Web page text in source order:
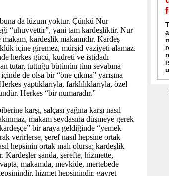
da lüzum yoktur. Çünkü Nur
“uhuvvettir”, yani tam kardeşliktir. Nur
kardeşlik makamıdır. Kardeş
içine giremez, mürşid vaziyeti alamaz.
herkes gücü, kudreti ve istidadı
tutar, tuttuğu bütünün tüm sevabına
de olsa bir “öne çıkma” yarışına
yaptıklarıyla, farklılıklarıyla, özel
Herkes “bir numaradır.”
karşı, salçası yağına karşı nasıl
makam sevdasına düşmeye gerek
bir araya geldiğinde “yemek
verirlerse, şeref nasıl hepsine ortak
hepsinin ortak malı olursa; kardeşlik
Kardeşler şanda, şerefte, hizmette,
makamda, mevkide, mertebede
hizmet hepsinindir, gayret